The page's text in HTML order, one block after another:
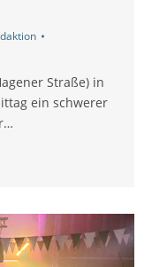
Straße) in
ein schwerer